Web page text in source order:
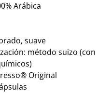
Arábica
suave
método suizo (con
Original